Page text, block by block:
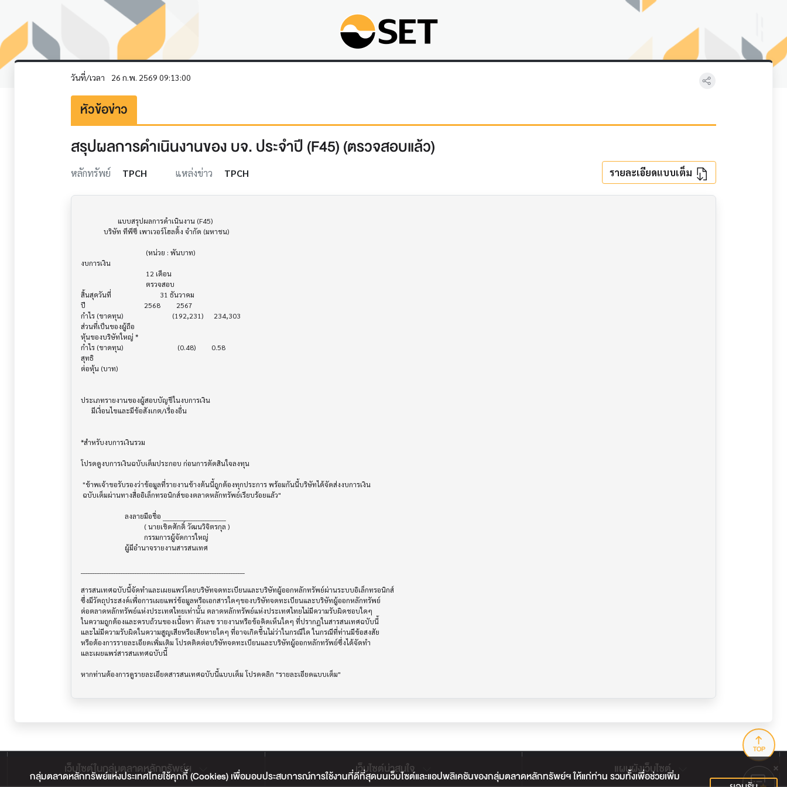
กลุ่มตลาดหลักทรัพย์แห่งประเทศไทยใช้คุกกี้ (Cookies) เพื่อมอบประสบการณ์การใช้งานที่ดีที่สุดบนเว็บไซต์และแอปพลิเคชันของกลุ่มตลาดหลักทรัพย์ฯ ให้แก่ท่าน รวมทั้งเพื่อช่วยเพิ่ม
วันที่/เวลา 26 ก.พ. 2569 09:13:00
หัวข้อข่าว
สรุปผลการดำเนินงานของ บจ. ประจำปี (F45) (ตรวจสอบแล้ว)
หลักทรัพย์ TPCH แหล่งข่าว TPCH รายละเอียดแบบเต็ม
งบการเงิน
สิ้นสุดวันที่			     31 ธันวาคม
ปี       			    2568         2567
กำไร (ขาดทุน) 			    (192,231)      234,303
ส่วนที่เป็นของผู้ถือ
หุ้นของบริษัทใหญ่ *
กำไร (ขาดทุน) 			       (0.48)         0.58
สุทธิ
ต่อหุ้น (บาท)
ประเภทรายงานของผู้สอบบัญชีในงบการเงิน
*สำหรับงบการเงินรวม
โปรดดูงบการเงินฉบับเต็มประกอบ ก่อนการตัดสินใจลงทุน
สารสนเทศฉบับนี้จัดทำและเผยแพร่โดยบริษัทจดทะเบียนและบริษัทผู้ออกหลักทรัพย์ผ่านระบบอิเล็กทรอนิกส์
ซึ่งมีวัตถุประสงค์เพื่อการเผยแพร่ข้อมูลหรือเอกสารใดๆของบริษัทจดทะเบียนและบริษัทผู้ออกหลักทรัพย์
ต่อตลาดหลักทรัพย์แห่งประเทศไทยเท่านั้น ตลาดหลักทรัพย์แห่งประเทศไทยไม่มีความรับผิดชอบใดๆ
ในความถูกต้องและครบถ้วนของเนื้อหา ตัวเลข รายงานหรือข้อคิดเห็นใดๆ ที่ปรากฎในสารสนเทศฉบับนี้
และไม่มีความรับผิดในความสูญเสียหรือเสียหายใดๆ ที่อาจเกิดขึ้นไม่ว่าในกรณีใด ในกรณีที่ท่านมีข้อสงสัย
หรือต้องการรายละเอียดเพิ่มเติม โปรดติดต่อบริษัทจดทะเบียนและบริษัทผู้ออกหลักทรัพย์ซึ่งได้จัดทำ
และเผยแพร่สารสนเทศฉบับนี้
TOP
เว็บไซต์ในกลุ่มตลาดหลักทรัพย์ฯ เว็บไซต์น่าสนใจ แผนผังเว็บไซต์